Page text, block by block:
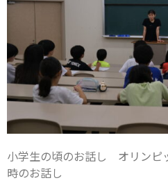
小学生の頃のお話し オリンピ
時のお話し